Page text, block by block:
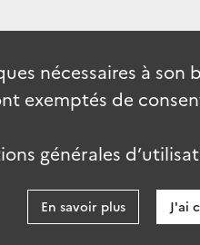
nécessaires à
exemptés de
générales
En savoir plus J'ai